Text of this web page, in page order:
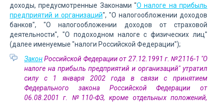
доходы, предусмотренные Законами "О налоге на прибыль
предприятий и организаций", "О налогообложении доходов
банков", "О налогообложении доходов от страховой
деятельности", "О подоходном налоге с физических лиц"
(далее именуемые "налоги Российской Федерации");
ЗаконРоссийской Федерации от 27.12.1991 г. №2116-1 "О
налоге на прибыль предприятий и организаций" утратил
силу с 1 января 2002 года в связи с принятием
Федерального закона Российской Федерации от
06.08.2001 г. №110-ФЗ, кроме отдельных положений,